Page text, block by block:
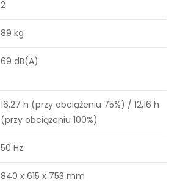
2
89 kg
69 dB(A)
16,27 h (przy obciążeniu 75%) / 12,16 h
(przy obciążeniu 100%)
50 Hz
840 x 615 x 753 mm